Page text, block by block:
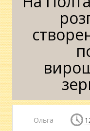
Ольга